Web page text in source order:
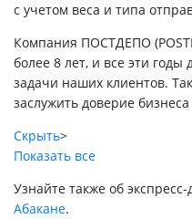
с учетом веса и типа
Компания ПОСТДЕПО
более 8 лет, и все эти
задачи наших клиентов.
заслужить доверие
Скрыть>
Показать все
Узнайте также об экспресс-
Абакане.